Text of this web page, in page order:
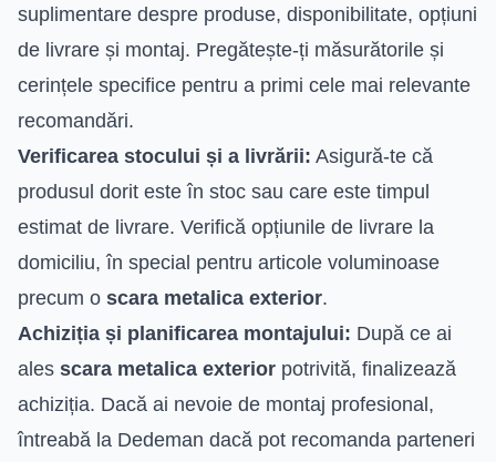
suplimentare despre produse, disponibilitate, opțiuni
de livrare și montaj. Pregătește-ți măsurătorile și
cerințele specifice pentru a primi cele mai relevante
recomandări.
Verificarea stocului și a livrării: Asigură-te că
produsul dorit este în stoc sau care este timpul
estimat de livrare. Verifică opțiunile de livrare la
domiciliu, în special pentru articole voluminoase
precum o scara metalica exterior.
Achiziția și planificarea montajului: După ce ai
ales scara metalica exterior potrivită, finalizează
achiziția. Dacă ai nevoie de montaj profesional,
întreabă la Dedeman dacă pot recomanda parteneri